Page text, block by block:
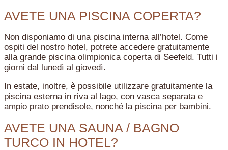
AVETE UNA PISCINA COPERTA?
Non disponiamo di una piscina interna all’hotel. Come
ospiti del nostro hotel, potrete accedere gratuitamente
alla grande piscina olimpionica coperta di Seefeld. Tutti i
giorni dal lunedì al giovedì.
In estate, inoltre, è possibile utilizzare gratuitamente la
piscina esterna in riva al lago, con vasca separata e
ampio prato prendisole, nonché la piscina per bambini.
AVETE UNA SAUNA / BAGNO
TURCO IN HOTEL?